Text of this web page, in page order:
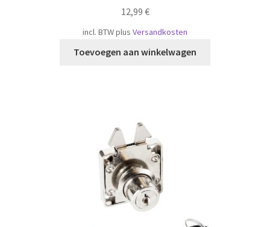
12,99 €
incl. BTWplus Versandkosten
Toevoegen aan winkelwagen